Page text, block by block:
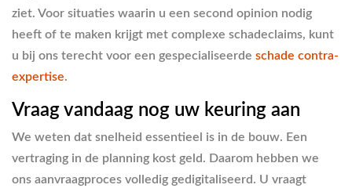
ziet. Voor situaties waarin u een second opinion nodig
heeft of te maken krijgt met complexe schadeclaims, kunt
u bij ons terecht voor een gespecialiseerde schade contra-
expertise.
Vraag vandaag nog uw keuring aan
We weten dat snelheid essentieel is in de bouw. Een
vertraging in de planning kost geld. Daarom hebben we
ons aanvraagproces volledig gedigitaliseerd. U vraagt